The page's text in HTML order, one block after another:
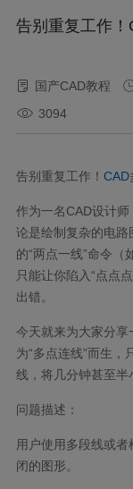
告别重复工作
国产CAD教程
3094
告别重复工作！ CAD
作为一名CAD设计
论是绘制复杂的电
的“两点一线”命令（
只能让你陷入“点点
出错。
今天就来为大家分享
为“多点连线”而生
线，将几分钟甚至半
问题描述：
用户使用多段线或
闭的图形。